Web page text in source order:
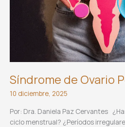
con
Síndrome de Ovario
10 diciembre, 2025
Por: Dra. Daniela Paz Cervantes
ciclo menstrual? ¿Períodos